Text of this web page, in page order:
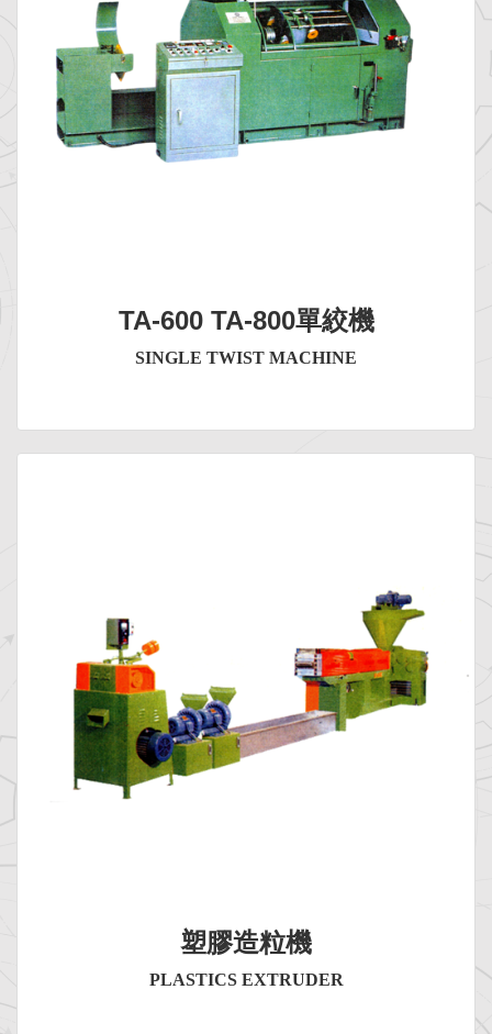
TA-600 TA-800單絞機
SINGLE TWIST MACHINE
塑膠造粒機
PLASTICS EXTRUDER